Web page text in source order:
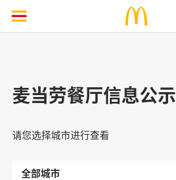
麦当劳餐厅信息公示
请您选择城市进行查看